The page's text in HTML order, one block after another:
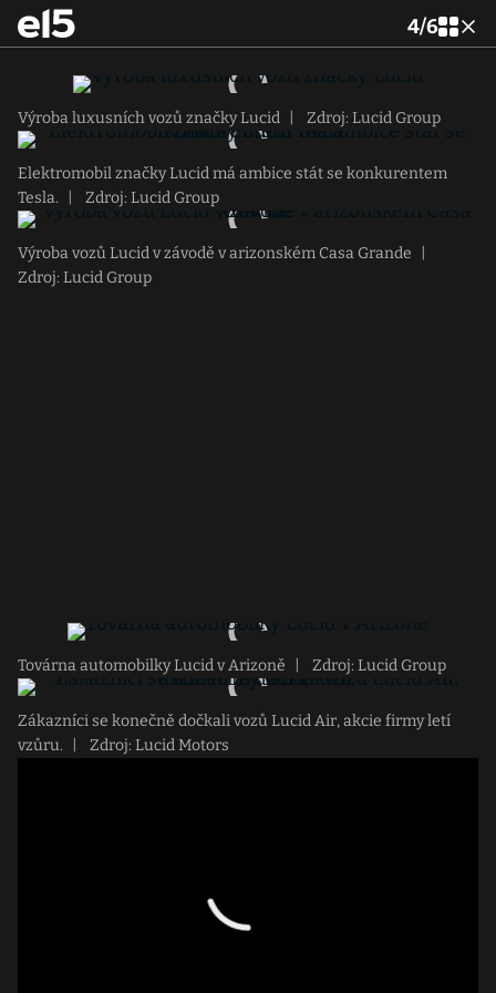
4/6
Výroba luxusních vozů značky Lucid Zdroj: Lucid Group
Elektromobil značky Lucid má ambice stát se konkurentem
Tesla.
Zdroj: Lucid Group
Výroba vozů Lucid v závodě v arizonském Casa Grande
Zdroj: Lucid Group
Továrna automobilky Lucid v Arizoně Zdroj: Lucid Group
Zákazníci se konečně dočkali vozů Lucid Air, akcie firmy letí
vzůru.
Zdroj: Lucid Motors